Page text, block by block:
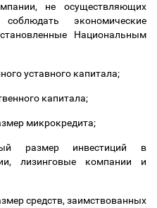
не осуществляющих
экономические
Национальным
уставного капитала;
капитала;
микрокредита;
размер инвестиций в
лизинговые компании и
средств, заимствованных